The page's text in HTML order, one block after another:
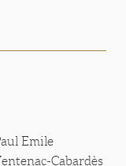
Emile
Cabardès